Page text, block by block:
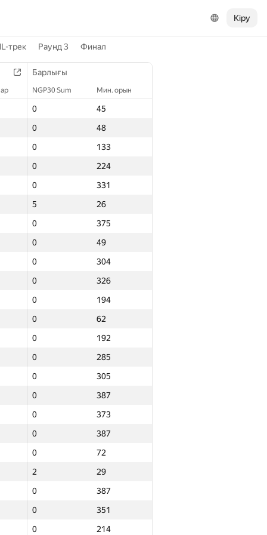
Кіру
трек Раунд 3 Финал
Барлығы
NGP30 Sum Мин. орын
0
45
0
48
0
133
0
224
0
331
5
26
0
375
0
49
0
304
0
326
0
194
0
62
0
192
0
285
0
305
0
387
0
373
0
387
0
72
2
29
0
387
0
351
0
214
Барлығы
NGP30 Sum Мин. орын